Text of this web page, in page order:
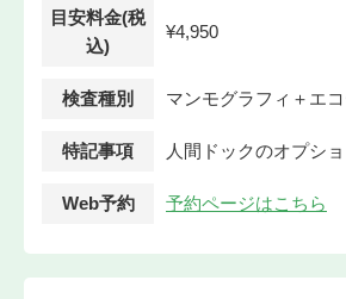
目安料金(税
込)
¥4,950
検査種別 マンモグラフィ＋エ
特記事項 人間ドックのオプシ
Web予約 予約ページはこちら